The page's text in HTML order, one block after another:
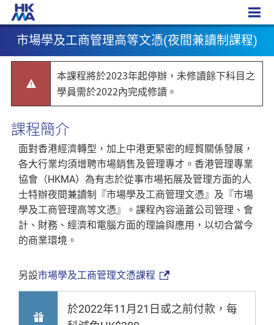
市場學及工商管理高等文憑
市場學及工商管理高等文憑(夜間兼讀制課程)
本課程將於2023年起停辦，未修讀餘下科目之
學員需於2022內完成修讀。
課程簡介
面對香港經濟轉型，加上中港更緊密的經貿關係發展，
各大行業均須增聘市場銷售及管理專才。香港管理專業
協會（HKMA）為有志於從事市場拓展及管理方面的人
士特辦夜間兼讀制『市場學及工商管理文憑』及『市場
學及工商管理高等文憑』。課程內容涵蓋公司管理、會
計、財務、經濟和電腦方面的理論與應用，以切合當今
的商業環境。
另設市場學及工商管理文憑課程
於2022年11月21日或之前付款，每